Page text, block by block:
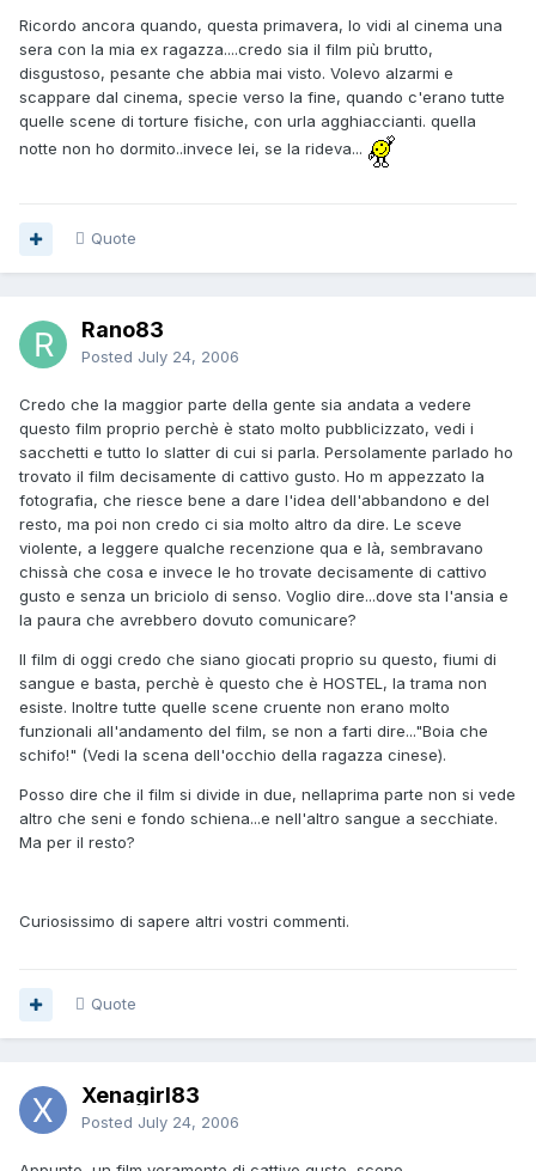
Ricordo ancora quando, questa primavera, lo vidi al cinema una
sera con la mia ex ragazza....credo sia il film più brutto,
disgustoso, pesante che abbia mai visto. Volevo alzarmi e
scappare dal cinema, specie verso la fine, quando c'erano tutte
quelle scene di torture fisiche, con urla agghiaccianti. quella
notte non ho dormito..invece lei, se la rideva...
Quote
Rano83
Posted July 24, 2006
Credo che la maggior parte della gente sia andata a vedere
questo film proprio perchè è stato molto pubblicizzato, vedi i
sacchetti e tutto lo slatter di cui si parla. Persolamente parlado ho
trovato il film decisamente di cattivo gusto. Ho m appezzato la
fotografia, che riesce bene a dare l'idea dell'abbandono e del
resto, ma poi non credo ci sia molto altro da dire. Le sceve
violente, a leggere qualche recenzione qua e là, sembravano
chissà che cosa e invece le ho trovate decisamente di cattivo
gusto e senza un briciolo di senso. Voglio dire...dove sta l'ansia e
la paura che avrebbero dovuto comunicare?
Il film di oggi credo che siano giocati proprio su questo, fiumi di
sangue e basta, perchè è questo che è HOSTEL, la trama non
esiste. Inoltre tutte quelle scene cruente non erano molto
funzionali all'andamento del film, se non a farti dire..."Boia che
schifo!" (Vedi la scena dell'occhio della ragazza cinese).
Posso dire che il film si divide in due, nellaprima parte non si vede
altro che seni e fondo schiena...e nell'altro sangue a secchiate.
Ma per il resto?
Curiosissimo di sapere altri vostri commenti.
Quote
Xenagirl83
Posted July 24, 2006